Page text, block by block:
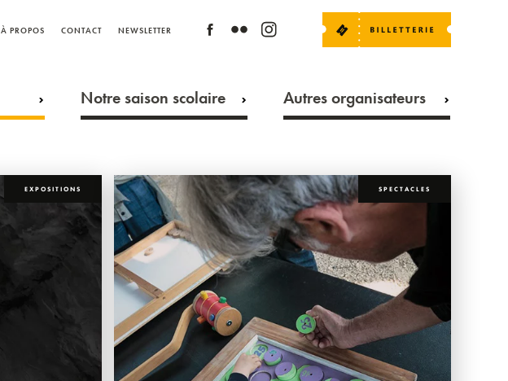
À PROPOS CONTACT NEWSLETTER
Notre saison scolaire Autres organisateurs
EXPOSITIONS SPECTACLES